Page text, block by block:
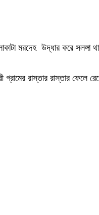
মরদেহ উদ্ধার করে সলঙ্গা
রাস্তার রাস্তার ফেলে